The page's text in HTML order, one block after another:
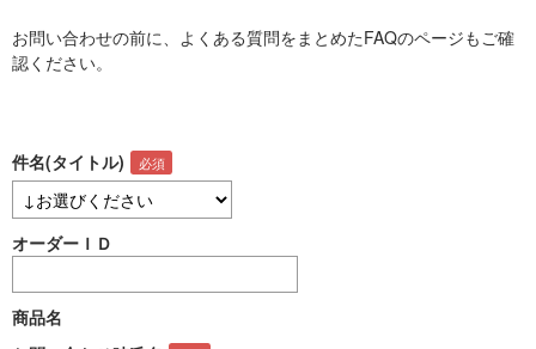
お問い合わせの前に、よくある質問をまとめたFAQのページもご確
認ください。
件名(タイトル)
オーダーＩＤ
商品名